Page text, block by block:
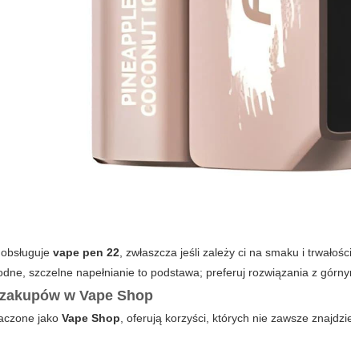
vape pen 22 , zwłaszcza jeśli zależy ci na smaku i trwałości.
szczelne napełnianie to podstawa; preferuj rozwiązania z
wVape Shop
jakoVape Shop , oferują korzyści, których nie zawsze